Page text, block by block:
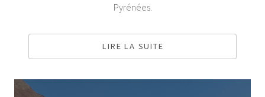
Pyrénées.
LIRE LA SUITE